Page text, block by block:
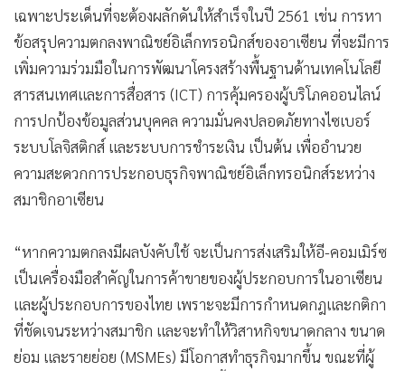
• Factcheck
• ญี่ปุ่น
• News1
• Gotomanager
เฉพาะประเด็นที่จะต้องผลักดันให้สำเร็จในปี 2561 เช่น การหา
ข้อสรุปความตกลงพาณิชย์อิเล็กทรอนิกส์ของอาเซียน ที่จะมีการ
เพิ่มความร่วมมือในการพัฒนาโครงสร้างพื้นฐานด้านเทคโนโลยี
สารสนเทศและการสื่อสาร (ICT) การคุ้มครองผู้บริโภคออนไลน์
การปกป้องข้อมูลส่วนบุคคล ความมั่นคงปลอดภัยทางไซเบอร์
ระบบโลจิสติกส์ และระบบการชำระเงิน เป็นต้น เพื่ออำนวย
ความสะดวกการประกอบธุรกิจพาณิชย์อิเล็กทรอนิกส์ระหว่าง
สมาชิกอาเซียน
“หากความตกลงมีผลบังคับใช้ จะเป็นการส่งเสริมให้อี-คอมเมิร์ซ
เป็นเครื่องมือสำคัญในการค้าขายของผู้ประกอบการในอาเซียน
และผู้ประกอบการของไทย เพราะจะมีการกำหนดกฎและกติกา
ที่ชัดเจนระหว่างสมาชิก และจะทำให้วิสาหกิจขนาดกลาง ขนาด
ย่อม และรายย่อย (MSMEs) มีโอกาสทำธุรกิจมากขึ้น ขณะที่ผู้